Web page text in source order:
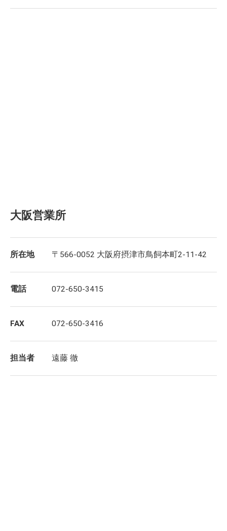
大阪営業所
所在地 〒566-0052 大阪府摂津市鳥飼本町2-11-42
電話 072-650-3415
FAX 072-650-3416
担当者 遠藤 徹